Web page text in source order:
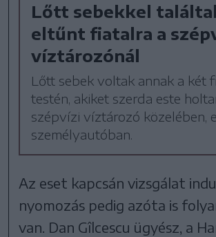
Lőtt sebekkel
eltűnt fiatalra a
víztározónál
Lőtt sebek voltak annak a két
testén, akiket szerda este
szépvízi víztározó közelében,
személyautóban.
Az eset kapcsán vizsgálat
nyomozás pedig azóta is
van. Dan Gîlcescu ügyész, a